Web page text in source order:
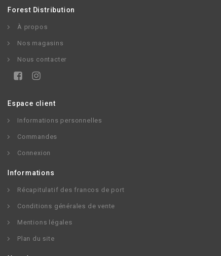
Forest Distribution
À propos
Nos magasins
Nous contacter
Espace client
Informations personnelles
Commandes
Connexion
Informations
Récapitulatif des francos de port
Conditions générales de vente
Mentions légales
Plan du site